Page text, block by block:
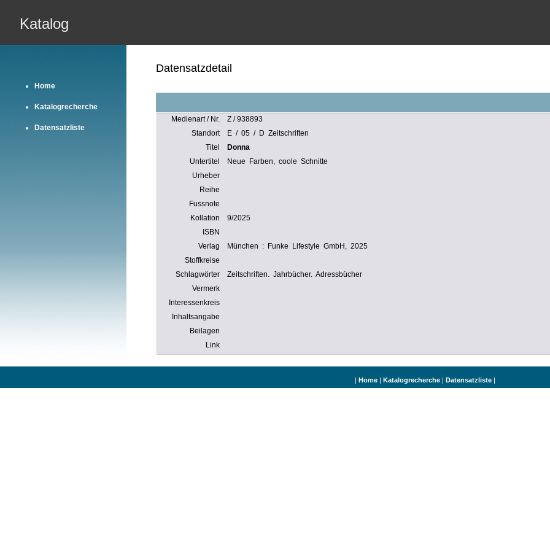
Katalog
Home
Katalogrecherche
Datensatzliste
Datensatzdetail
Medienart / Nr.
Z / 938893
Standort
E / 05 / D Zeitschriften
Titel
Donna
Untertitel
Neue Farben, coole Schnitte
Urheber
Reihe
Fussnote
Kollation
9/2025
ISBN
Verlag
München : Funke Lifestyle GmbH, 2025
Stoffkreise
Schlagwörter
Zeitschriften. Jahrbücher. Adressbücher
Vermerk
Interessenkreis
Inhaltsangabe
Beilagen
Link
| Home| Katalogrecherche| Datensatzliste|